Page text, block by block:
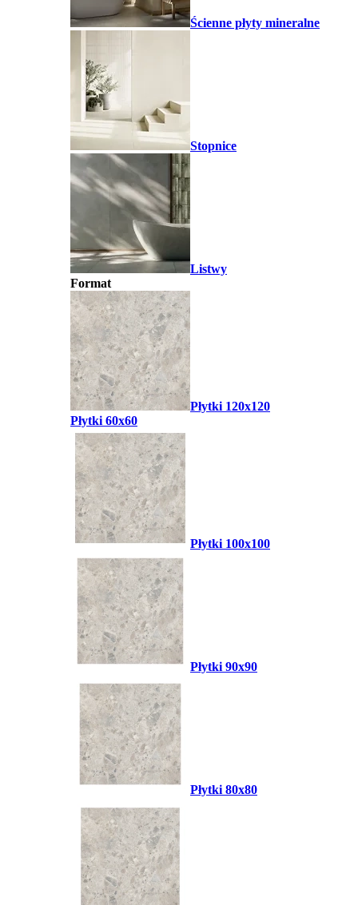
Ścienne płyty mineralne
Stopnice
Listwy
Format
Płytki 120x120
Płytki 60x60
Płytki 100x100
Płytki 90x90
Płytki 80x80